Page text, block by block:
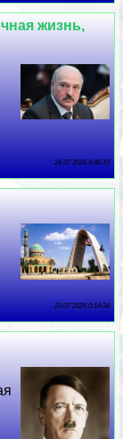
жизнь,
24 07 2026 8:46:19
23 07 2026 0:14:34